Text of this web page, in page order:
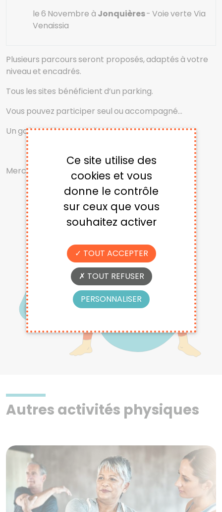
le 6 Novembre à Jonquières- Voie verte Via
Venaissia
Plusieurs parcours seront proposés, adaptés à votre
niveau et encadrés.
Tous les sites bénéficient d’un parking.
Vous pouvez participer seul ou accompagné…
Un goûter clôturera la fin d’après-midi.
Merci de votre participation !
Autres activités physiques
Ce site utilise des
cookies et vous
donne le contrôle
sur ceux que vous
souhaitez activer
TOUT ACCEPTER
TOUT REFUSER
PERSONNALISER